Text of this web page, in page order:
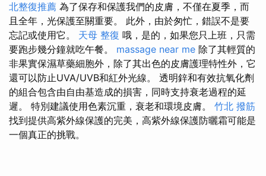
北整復推薦 為了保存和保護我們的皮膚，不僅在夏季，而
且全年，光保護至關重要。 此外，由於匆忙，錯誤不是要
忘記或使用它。 天母 整復 哦，是的，如果您只上班，只需
要跑步幾分鐘就吃午餐。 massage near me 除了其輕質的
非果實保濕草藥細胞外，除了其出色的皮膚護理特性外，它
還可以防止UVA/UVB和紅外光線。 透明鋅和有效抗氧化劑
的組合包含由自由基造成的損害，同時支持衰老過程的延
遲。 特別建議使用色素沉重，衰老和環境皮膚。 竹北 撥筋
找到提供高紫外線保護的完美，高紫外線保護防曬霜可能是
一個真正的挑戰。